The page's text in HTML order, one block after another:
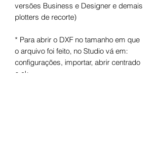
versões Business e Designer e demais
plotters de recorte)
* Para abrir o DXF no tamanho em que
o arquivo foi feito, no Studio vá em:
configurações, importar, abrir centrado
e ok.